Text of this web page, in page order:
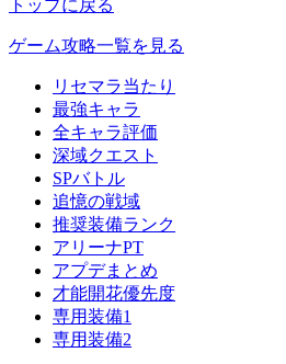
トップに戻る
ゲーム攻略一覧を見る
リセマラ当たり
最強キャラ
全キャラ評価
深域クエスト
SPバトル
追憶の戦域
推奨装備ランク
アリーナPT
アプデまとめ
才能開花優先度
専用装備1
専用装備2